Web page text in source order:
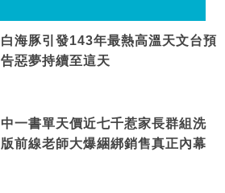
白海豚引發143年最熱高溫天文台預
告惡夢持續至這天
中一書單天價近七千惹家長群組洗
版前線老師大爆綑綁銷售真正內幕